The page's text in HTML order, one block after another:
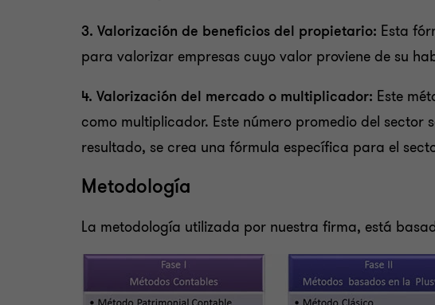
3. Valorización de beneficios del propietario: Esta
para valorizar empresas cuyo valor proviene de su
4. Valorización del mercado o multiplicador: Este
como multiplicador. Este número promedio del sector
resultado, se crea una fórmula específica para el
Metodología
La metodología utilizada por nuestra firma, está